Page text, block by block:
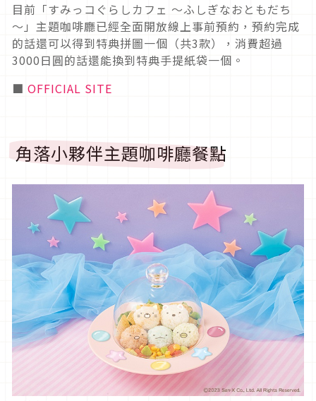
目前「すみっコぐらしカフェ ～ふしぎなおともだち
～」主題咖啡廳已經全面開放線上事前預約，預約完成
的話還可以得到特典拼圖一個（共3款），消費超過
3000日圓的話還能換到特典手提紙袋一個。
■ OFFICIAL SITE
角落小夥伴主題咖啡廳餐點